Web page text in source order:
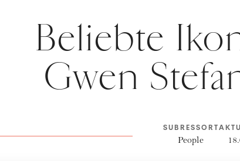
Beliebte
Gwen
SUBRESSORT
People